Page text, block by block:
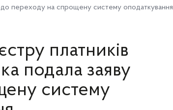
переходу на спрощену систему оподаткування
платників
подала заяву
систему